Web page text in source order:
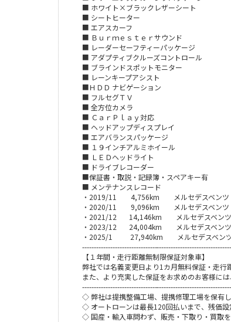
■ ホワイト×ブラックレザーシート
■ シートヒーター
■ エアスカーフ
■ Ｂｕｒｍｅｓｔｅｒサウンド
■ レーダーセーフティーパッケージ
■ アダプティブクルーズコントロール
■ ブラインドスポットモニター
■ レーンキープアシスト
■ＨＤＤ ナビゲーション
■ フルセグＴＶ
■ 全方位カメラ
■ ＣａｒＰｌａｙ対応
■ ヘッドアップディスプレイ
■ エアバランスパッケージ
■ １９インチアルミホイール
■ ＬＥＤヘッドライト
■ ドライブレコーダー
■保証書・取説・記録簿・スペアキー有
■ メンテナンスレコード
・2019/11 4,756km メルセデスベンツ
・2020/11 9,096km メルセデスベンツ
・2021/12 14,146km メルセデスベンツ
・2023/12 24,004km メルセデスベンツ
・2025/1 27,940km メルセデスベン
【１年間・走行距離無制限保証対象車】
弊社では名義変更日より1カ月無料保証・走行
また、より充実した保証をお求めのお客様に
◇ 弊社は提携整備工場、提携修理工場を保有
◇ オートローンは最長120回払いまで、残価設
◇ 国産・輸入車問わず、販売・下取り・買取を